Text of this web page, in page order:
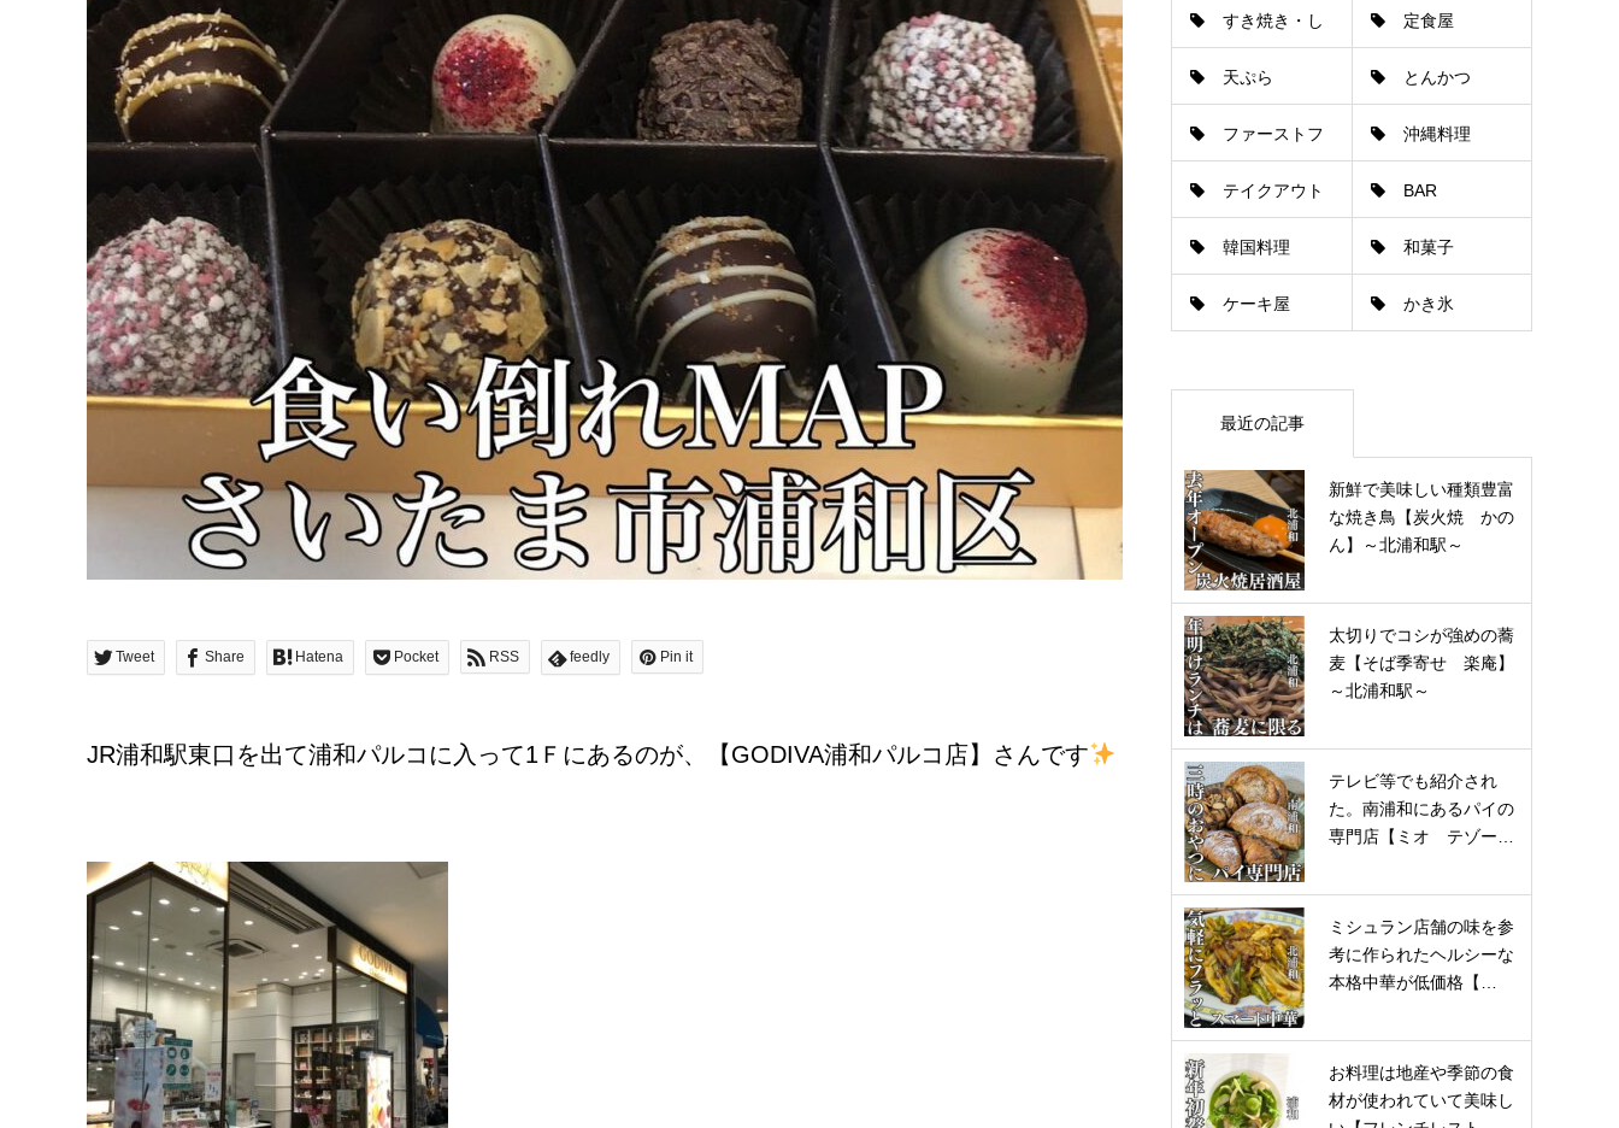
Tweet Share Hatena Pocket RSS feedly Pin it
JR浦和駅東口を出て浦和パルコに入って1Ｆにあるのが、【GODIVA浦和パルコ店】さんです
すき焼き・し
ゃぶしゃぶ
定食屋
天ぷら とんかつ
ファーストフ
ード
沖縄料理
テイクアウト BAR
韓国料理 和菓子
ケーキ屋 かき氷
最近の記事
新鮮で美味しい種類豊富
な焼き鳥【炭火焼 かの
ん】～北浦和駅～
太切りでコシが強めの蕎
麦【そば季寄せ 楽庵】
～北浦和駅～
テレビ等でも紹介され
た。南浦和にあるパイの
専門店【ミオ テゾー…
ミシュラン店舗の味を参
考に作られたヘルシーな
本格中華が低価格【…
お料理は地産や季節の食
材が使われていて美味し